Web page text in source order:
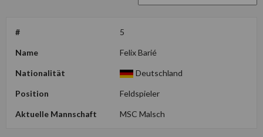
# 5
Name Felix Barié
Nationalität Deutschland
Position Feldspieler
Aktuelle Mannschaft MSC Malsch